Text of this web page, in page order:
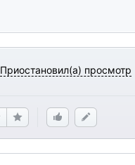
Приостановил(а) просмотр